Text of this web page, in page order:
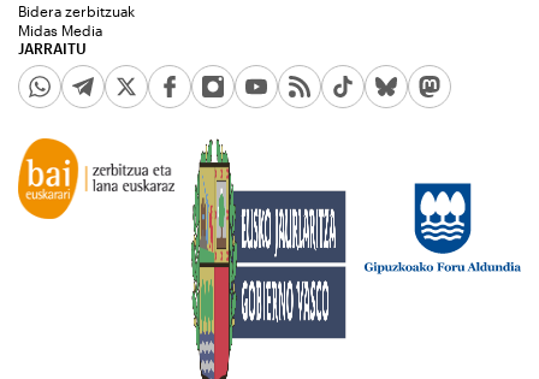
JARRAITU
Bidera zerbitzuak
Midas Media